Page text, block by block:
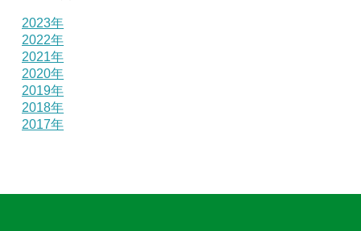
2023年
2022年
2021年
2020年
2019年
2018年
2017年